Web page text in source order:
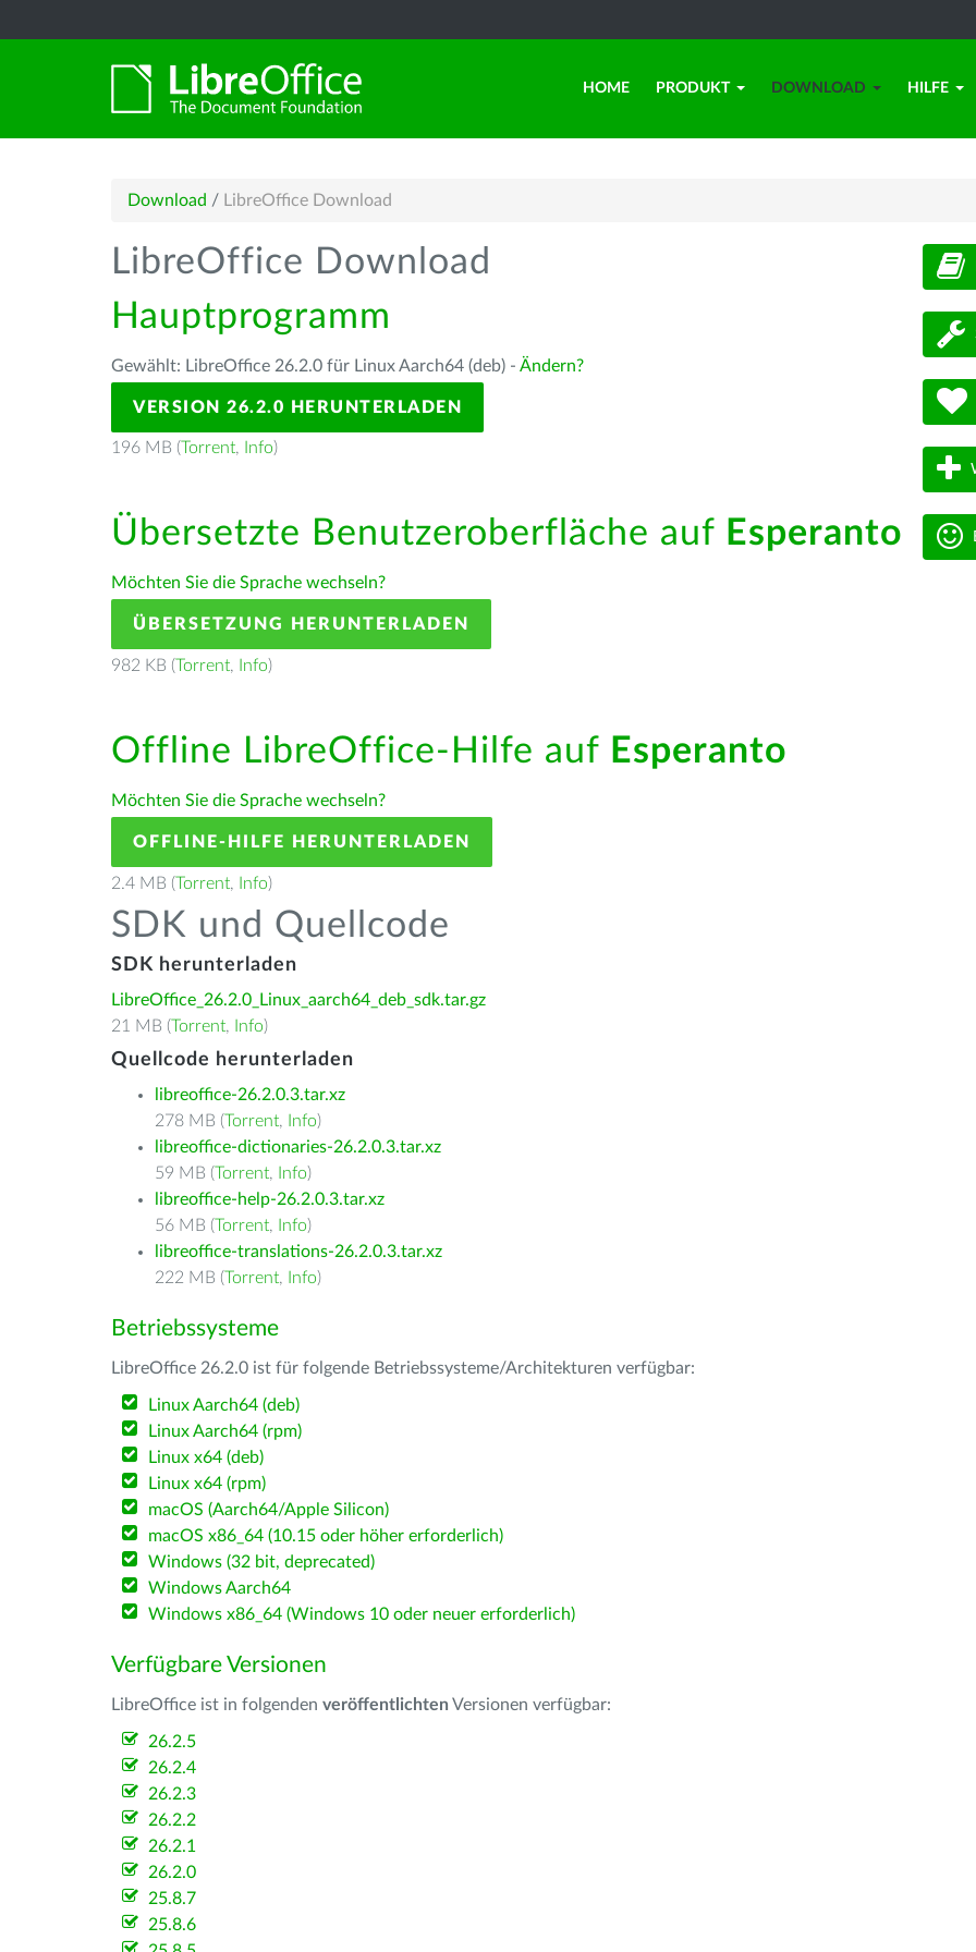
HOME PRODUKT DOWNLOAD HILFE
Download / LibreOffice Download
LibreOffice Download
Hauptprogramm
Gewählt: LibreOffice 26.2.0 für Linux Aarch64 (deb) - Ändern?
VERSION 26.2.0 HERUNTERLADEN
196 MB (Torrent, Info)
Übersetzte Benutzeroberfläche auf Esperanto
Möchten Sie die Sprache wechseln?
ÜBERSETZUNG HERUNTERLADEN
982 KB (Torrent, Info)
Offline LibreOffice-Hilfe auf Esperanto
Möchten Sie die Sprache wechseln?
OFFLINE-HILFE HERUNTERLADEN
2.4 MB (Torrent, Info)
SDK und Quellcode
SDK herunterladen
LibreOffice_26.2.0_Linux_aarch64_deb_sdk.tar.gz
21 MB (Torrent, Info)
Quellcode herunterladen
libreoffice-26.2.0.3.tar.xz
278 MB (Torrent, Info)
libreoffice-dictionaries-26.2.0.3.tar.xz
59 MB (Torrent, Info)
libreoffice-help-26.2.0.3.tar.xz
56 MB (Torrent, Info)
libreoffice-translations-26.2.0.3.tar.xz
222 MB (Torrent, Info)
Betriebssysteme
LibreOffice 26.2.0 ist für folgende Betriebssysteme/Architekturen verfügbar:
Linux Aarch64 (deb)
Linux Aarch64 (rpm)
Linux x64 (deb)
Linux x64 (rpm)
macOS (Aarch64/Apple Silicon)
macOS x86_64 (10.15 oder höher erforderlich)
Windows (32 bit, deprecated)
Windows Aarch64
Windows x86_64 (Windows 10 oder neuer erforderlich)
Verfügbare Versionen
LibreOffice ist in folgenden veröffentlichten Versionen verfügbar:
26.2.5
26.2.4
26.2.3
26.2.2
26.2.1
26.2.0
25.8.7
25.8.6